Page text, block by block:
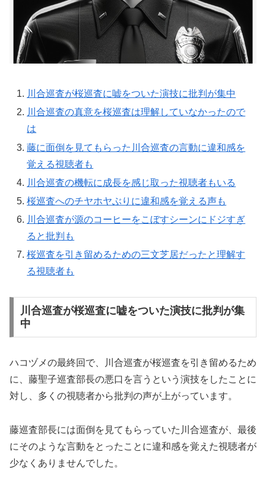
川合巡査が桜巡査に嘘をついた演技に批判が集中
川合巡査の真意を桜巡査は理解していなかったので
は
藤に面倒を見てもらった川合巡査の言動に違和感を
覚える視聴者も
川合巡査の機転に成長を感じ取った視聴者もいる
桜巡査へのチヤホヤぶりに違和感を覚える声も
川合巡査が源のコーヒーをこぼすシーンにドジすぎ
ると批判も
桜巡査を引き留めるための三文芝居だったと理解す
る視聴者も
川合巡査が桜巡査に嘘をついた演技に批判が集
中
ハコヅメの最終回で、川合巡査が桜巡査を引き留めるため
に、藤聖子巡査部長の悪口を言うという演技をしたことに
対し、多くの視聴者から批判の声が上がっています。
藤巡査部長には面倒を見てもらっていた川合巡査が、最後
にそのような言動をとったことに違和感を覚えた視聴者が
少なくありませんでした。